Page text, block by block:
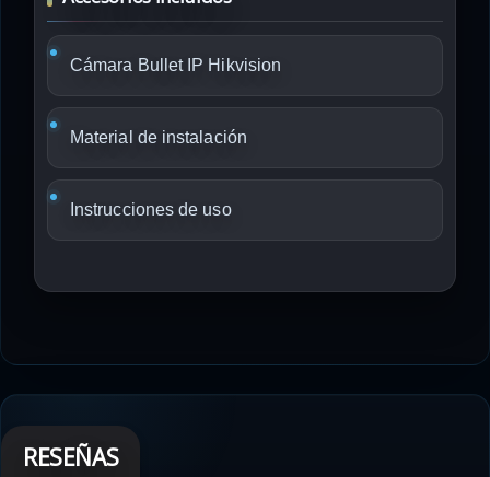
Cámara Bullet IP Hikvision
Material de instalación
Instrucciones de uso
RESEÑAS